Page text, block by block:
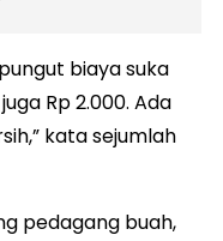
biaya suka
Rp 2.000. Ada
kata sejumlah
pedagang buah,